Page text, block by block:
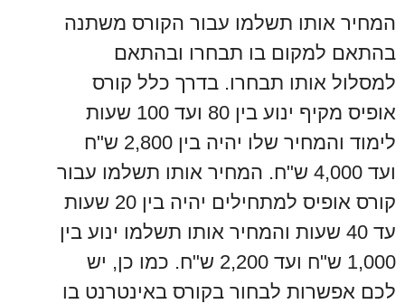
המחיר אותו תשלמו עבור הקורס משתנה
בהתאם למקום בו תבחרו ובהתאם
למסלול אותו תבחרו. בדרך כלל קורס
אופיס מקיף ינוע בין 80 ועד 100 שעות
לימוד והמחיר שלו יהיה בין 2,800 ש"ח
ועד 4,000 ש"ח. המחיר אותו תשלמו עבור
קורס אופיס למתחילים יהיה בין 20 שעות
עד 40 שעות והמחיר אותו תשלמו ינוע בין
1,000 ש"ח ועד 2,200 ש"ח. כמו כן, יש
לכם אפשרות לבחור בקורס באינטרנט בו